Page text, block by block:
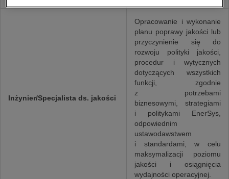
Inżynier/Specjalista ds. jakości
Opracowanie i wykonanie
planu poprawy jakości lub
przyczynienie się do
rozwoju polityki jakości,
procedur i wytycznych
dotyczących wszystkich
funkcji, zgodnie
z potrzebami
biznesowymi, strategiami
i politykami EnerSys,
odpowiednim
ustawodawstwem
i standardami, w celu
maksymalizacji poziomu
jakości i osiągnięcia
wydajności operacyjnej.